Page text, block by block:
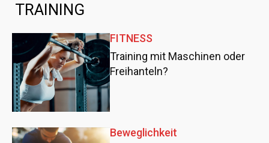
TRAINING
FITNESS
Training mit Maschinen oder
Freihanteln?
Beweglichkeit